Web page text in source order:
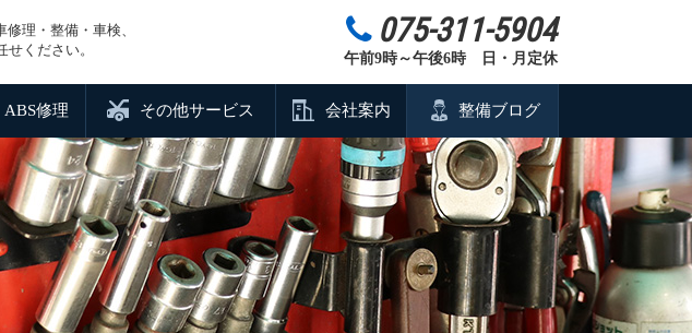
理・整備・車検、
ください。
075-311-5904
午前9時～午後6時 日・月定休
ABS修理 その他サービス 会社案内 整備ブログ